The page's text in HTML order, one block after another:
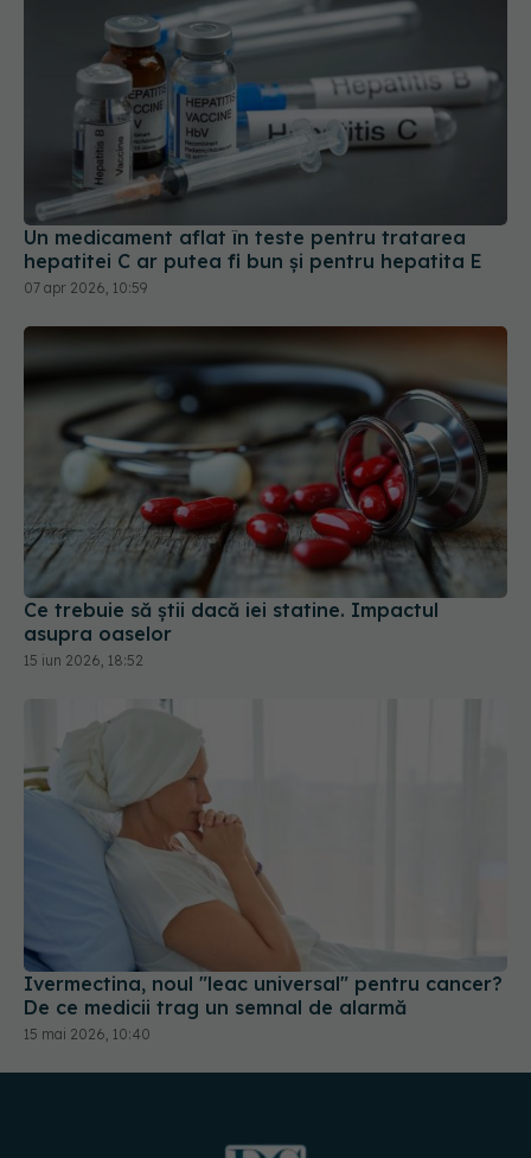
Un medicament aflat în teste pentru tratarea
hepatitei C ar putea fi bun și pentru hepatita E
07 apr 2026, 10:59
Ce trebuie să știi dacă iei statine. Impactul
asupra oaselor
15 iun 2026, 18:52
Ivermectina, noul "leac universal" pentru cancer?
De ce medicii trag un semnal de alarmă
15 mai 2026, 10:40